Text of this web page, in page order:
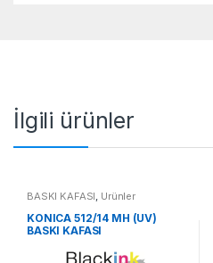
İlgili ürünler
BASKI KAFASI, Ürünler
KONICA 512/14 MH (UV)
BASKI KAFASI